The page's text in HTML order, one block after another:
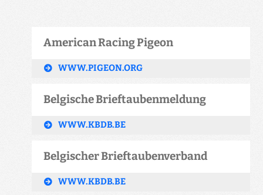
American Racing Pigeon
WWW.PIGEON.ORG
Belgische Brieftaubenmeldung
WWW.KBDB.BE
Belgischer Brieftaubenverband
WWW.KBDB.BE